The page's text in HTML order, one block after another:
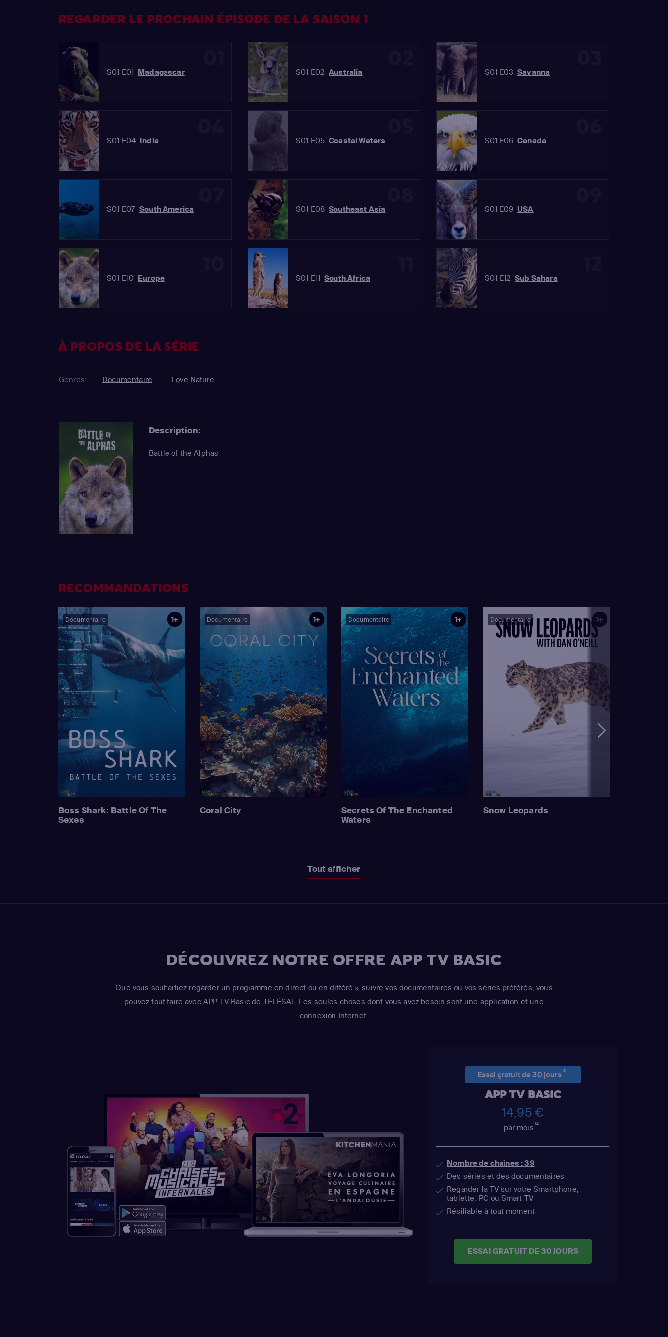
REGARDER LE PROCHAIN ÉPISODE DE LA SAISON 1
S01 E01 Madagascar S01 E02 Australia S01 E03 Savanna
S01 E04 India S01 E05 Coastal Waters S01 E06 Canada
S01 E07 South America S01 E08 Southeast Asia S01 E09 USA
S01 E10 Europe S01 E11 South Africa S01 E12 Sub Sahara
À PROPOS DE LA SÉRIE
Genres: Documentaire Love Nature
Description:
Battle of the Alphas
RECOMMANDATIONS
Documentaire 1+
Boss Shark: Battle Of The
Sexes
Documentaire 1+
Coral City
Documentaire 1+
Secrets Of The Enchanted
Waters
Documentaire 1+
Snow Leopards
Tout afficher
DÉCOUVREZ NOTRE OFFRE APP TV BASIC
Que vous souhaitiez regarder un programme en direct ou en différé 3, suivre vos documentaires ou vos séries préférés, vous
pouvez tout faire avec APP TV Basic de TÉLÉSAT. Les seules choses dont vous avez besoin sont une application et une
connexion Internet.
Essai gratuit de 30 jours(1)
APP TV BASIC
14,95 €
par mois(2)
Nombre de chaînes : 39
Des séries et des documentaires
Regarder la TV sur votre Smartphone,
tablette, PC ou Smart TV
Résiliable à tout moment
ESSAI GRATUIT DE 30 JOURS